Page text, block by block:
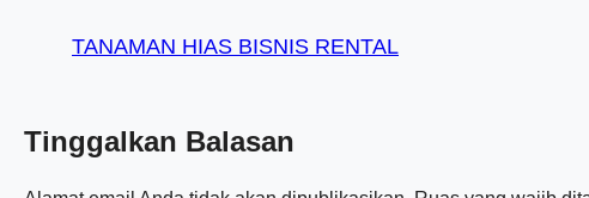
TANAMAN HIAS BISNIS RENTAL
Tinggalkan Balasan